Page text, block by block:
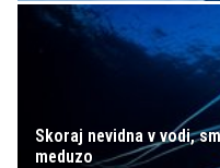
Skoraj nevidna v vodi,
meduzo